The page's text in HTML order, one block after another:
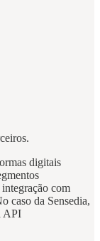
digitais
com
caso da Sensedia,
API